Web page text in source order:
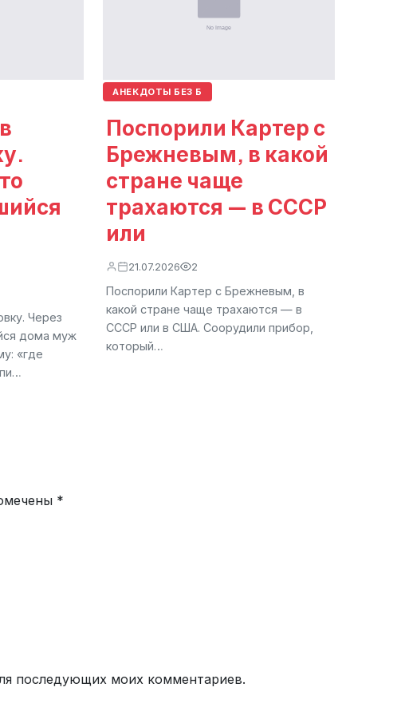
Через
дома муж
«где
АНЕКДОТЫ БЕЗ Б
Поспорили Картер с
Брежневым, в какой
стране чаще
трахаются — в СССР
или
21.07.2026 2
Поспорили Картер с Брежневым, в
какой стране чаще трахаются — в
СССР или в США. Соорудили прибор,
который…
*
последующих моих комментариев.